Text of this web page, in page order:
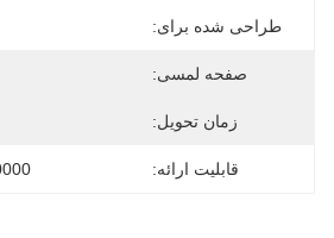
طراحی شده برای:
صفحه لمسی:
زمان تحویل:
قابلیت ارائه: 100000